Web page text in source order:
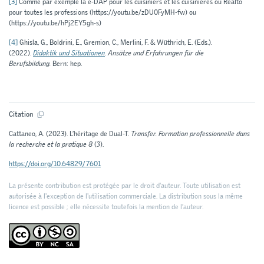
pour toutes les professions (https://youtu.be/zDU0FyMH-fw) ou
(https://youtu.be/hPj2EY5gh-s)
[4]Ghisla, G., Boldrini, E., Gremion, C., Merlini, F. & Wüthrich, E. (Eds.).
(2022).Didaktik und Situationen.Ansätze und Erfahrungen für die
Berufsbildung. Bern: hep.
Citation
Cattaneo, A. (2023). L’héritage de Dual-T. Transfer. Formation professionnelle dans
la recherche et la pratique 8(3).
https://doi.org/10.64829/7601
La présente contribution est protégée par le droit d'auteur. Toute utilisation est
autorisée à l'exception de l'utilisation commerciale. La distribution sous la même
licence est possible ; elle nécessite toutefois la mention de l’auteur.